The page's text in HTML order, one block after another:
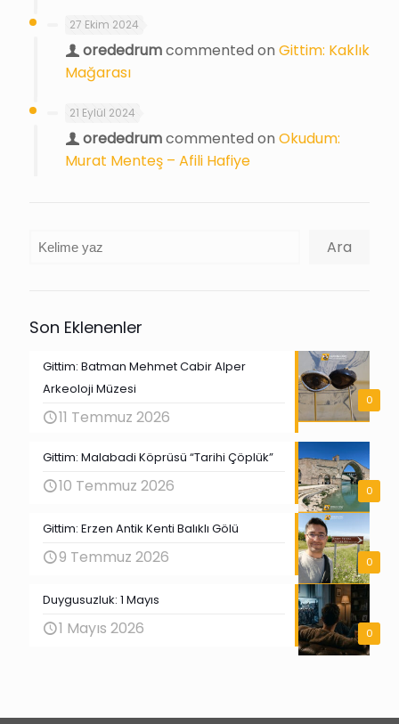
27 Ekim 2024
orededrumcommented on Gittim: Kaklık
Mağarası
21 Eylül 2024
orededrumcommented on Okudum:
Murat Menteş – Afili Hafiye
Ara Ara
Son Eklenenler
0
Gittim: Batman Mehmet Cabir Alper
Arkeoloji Müzesi
11 Temmuz 2026
0
Gittim: Malabadi Köprüsü “Tarihi Çöplük”
10 Temmuz 2026
0
Gittim: Erzen Antik Kenti Balıklı Gölü
9 Temmuz 2026
0
Duygusuzluk: 1 Mayıs
1 Mayıs 2026